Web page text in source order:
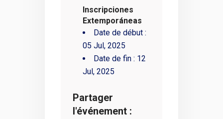
Inscripciones
Extemporáneas
Date de début :
05 Jul, 2025
Date de fin : 12
Jul, 2025
Partager
l'événement :